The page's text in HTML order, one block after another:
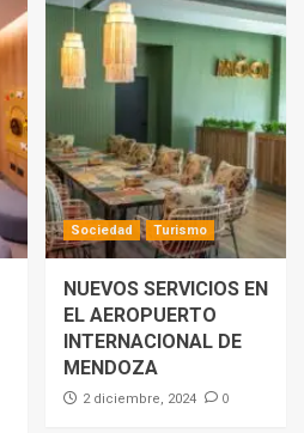
Sociedad Turismo
NUEVOS SERVICIOS EN
EL AEROPUERTO
INTERNACIONAL DE
MENDOZA
2 diciembre, 2024 0